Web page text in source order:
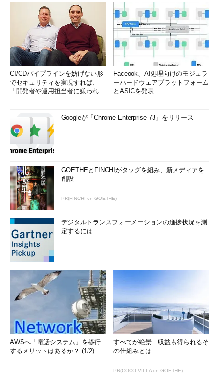
CI/CDパイプラインを妨げない形
でセキュリティを実現すれば、
「開発者や運用担当者に嫌われな
Faceook、AI処理向けのモジュラ
ーハードウェアプラットフォーム
とASICを発表
Googleが「Chrome Enterprise 73」をリリース
GOETHEとFINCHIがタッグを組み、新メディアを
創設
PR(FINCHI on GOETHE)
デジタルトランスフォーメーションの進捗状況を測
定するには
AWSへ「電話システム」を移行
するメリットはあるか？ (1/2)
すべてが絶景、収益も得られるそ
の仕組みとは
PR(COCO VILLA on GOETHE)